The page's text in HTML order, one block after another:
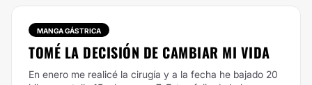
MANGA GÁSTRICA
TOMÉ LA DECISIÓN DE CAMBIAR MI VIDA
En enero me realicé la cirugía y a la fecha he bajado 20